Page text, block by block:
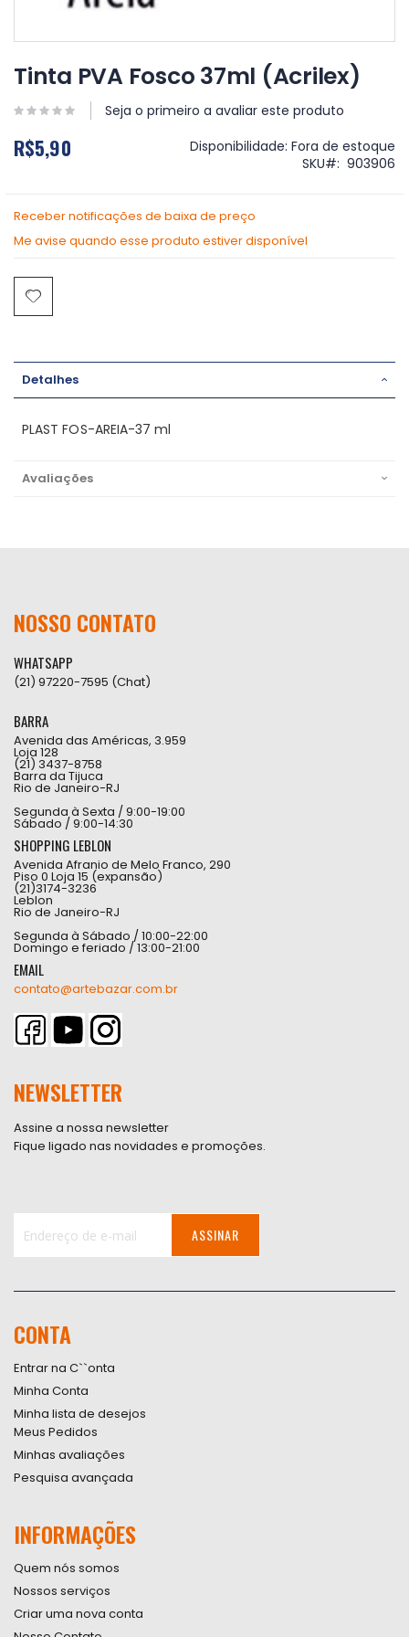
para
o
da
de
Tinta PVA Fosco 37ml (Acrilex)
Seja o primeiro a avaliar este produto
R$5,90 Disponibilidade: Fora de estoque
SKU
903906
Receber notificações de baixa de preço
Me avise quando esse produto estiver disponível
Detalhes
PLAST FOS-AREIA-37 ml
Avaliações
NOSSO CONTATO
WHATSAPP
(21) 97220-7595 (Chat)
BARRA
Avenida das Américas, 3.959
Loja 128
(21) 3437-8758
Barra da Tijuca
Rio de Janeiro-RJ
Segunda à Sexta / 9:00-19:00
Sábado / 9:00-14:30
SHOPPING LEBLON
Avenida Afranio de Melo Franco, 290
Piso 0 Loja 15 (expansão)
(21)3174-3236
Leblon
Rio de Janeiro-RJ
Segunda à Sábado / 10:00-22:00
Domingo e feriado / 13:00-21:00
EMAIL
contato@artebazar.com.br
NEWSLETTER
Assine a nossa newsletter
Fique ligado nas novidades e promoções.
Newsletter:
ASSINAR
CONTA
Entrar na C``onta
Minha Conta
Minha lista de desejos
Meus Pedidos
Minhas avaliações
Pesquisa avançada
INFORMAÇÕES
Quem nós somos
Nossos serviços
Criar uma nova conta